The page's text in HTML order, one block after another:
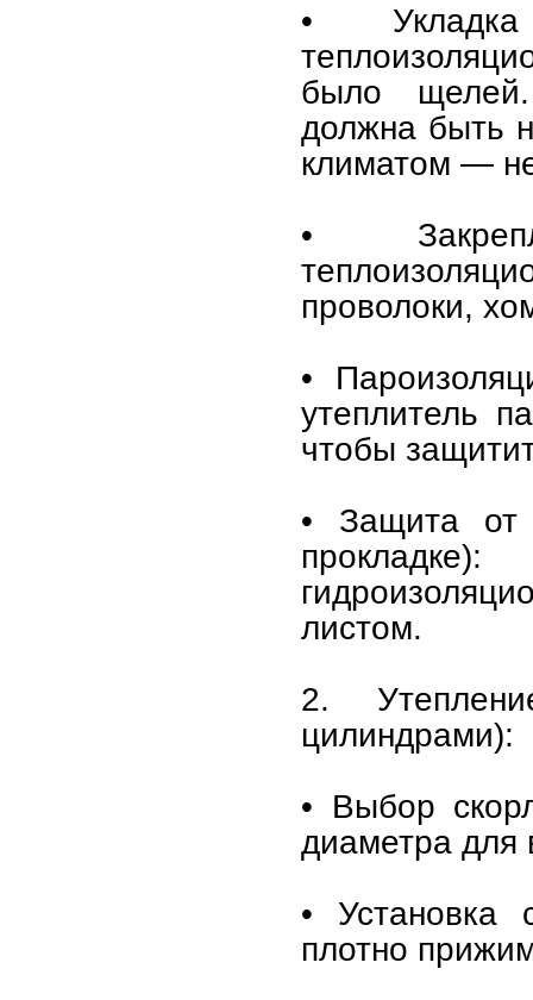
•
было щелей.
должна быть
климатом —
•
проволоки,
•
утеплитель
чтобы
• Защита от
листом.
2.
цилиндрами):
• Выбор
диаметра для
• Установка
плотно